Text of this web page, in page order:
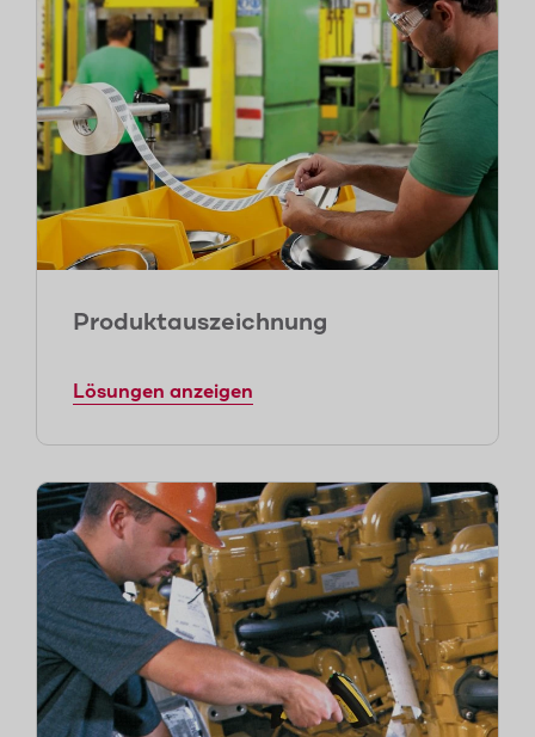
Produktauszeichnung
Lösungen anzeigen